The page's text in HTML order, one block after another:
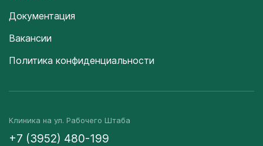
Документация
Вакансии
Политика конфиденциальности
Клиника на ул. Рабочего Штаба
+7 (3952) 480-199